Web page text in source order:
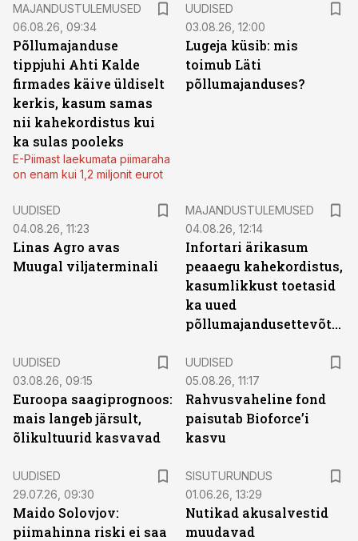
MAJANDUSTULEMUSED
06.08.26, 09:34
Põllumajanduse
tippjuhi Ahti Kalde
firmades käive üldiselt
kerkis, kasum samas
nii kahekordistus kui
ka sulas pooleks
E-Piimast laekumata piimaraha
on enam kui 1,2 miljonit eurot
UUDISED
03.08.26, 12:00
Lugeja küsib: mis
toimub Läti
põllumajanduses?
UUDISED
04.08.26, 11:23
Linas Agro avas
Muugal viljaterminali
MAJANDUSTULEMUSED
04.08.26, 12:14
Infortari ärikasum
peaaegu kahekordistus,
kasumlikkust toetasid
ka uued
põllumajandusettevõtted
UUDISED
03.08.26, 09:15
Euroopa saagiprognoos:
mais langeb järsult,
õlikultuurid kasvavad
UUDISED
05.08.26, 11:17
Rahvusvaheline fond
paisutab Bioforce’i
kasvu
UUDISED
29.07.26, 09:30
Maido Solovjov:
piimahinna riski ei saa
SISUTURUNDUS
01.06.26, 13:29
Nutikad akusalvestid
muudavad